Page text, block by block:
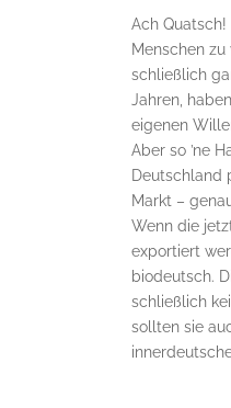
Ach
Menschen
schließlich
Jahren,
eigenen
Aber so ’ne
Deutschland
Markt –
Wenn die
exportiert
biodeutsch.
schließlich
sollten sie